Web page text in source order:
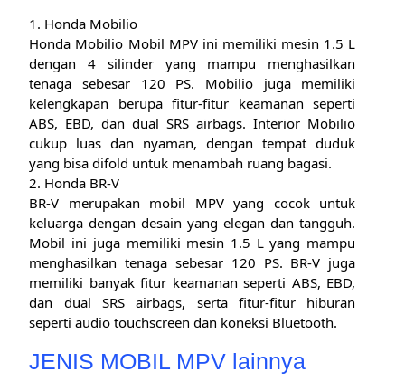
1. Honda Mobilio
Honda Mobilio Mobil MPV ini memiliki mesin 1.5 L
dengan 4 silinder yang mampu menghasilkan
tenaga sebesar 120 PS. Mobilio juga memiliki
kelengkapan berupa fitur-fitur keamanan seperti
ABS, EBD, dan dual SRS airbags. Interior Mobilio
cukup luas dan nyaman, dengan tempat duduk
yang bisa difold untuk menambah ruang bagasi.
2. Honda BR-V
BR-V merupakan mobil MPV yang cocok untuk
keluarga dengan desain yang elegan dan tangguh.
Mobil ini juga memiliki mesin 1.5 L yang mampu
menghasilkan tenaga sebesar 120 PS. BR-V juga
memiliki banyak fitur keamanan seperti ABS, EBD,
dan dual SRS airbags, serta fitur-fitur hiburan
seperti audio touchscreen dan koneksi Bluetooth.
JENIS MOBIL MPV lainnya